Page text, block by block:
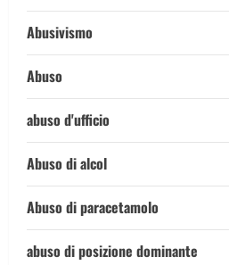
Abusivismo
Abuso
abuso d'ufficio
Abuso di alcol
Abuso di paracetamolo
abuso di posizione dominante